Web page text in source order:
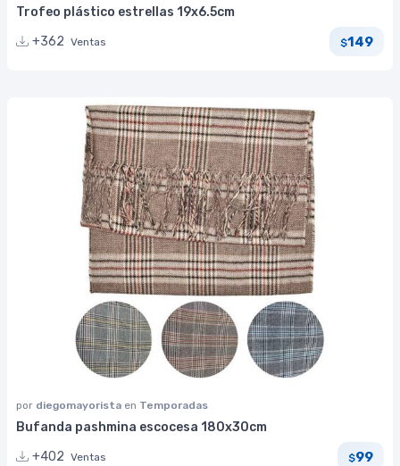
Trofeo plástico estrellas 19x6.5cm
+362 Ventas $149
por diegomayorista en Temporadas
Bufanda pashmina escocesa 180x30cm
+402 Ventas $99